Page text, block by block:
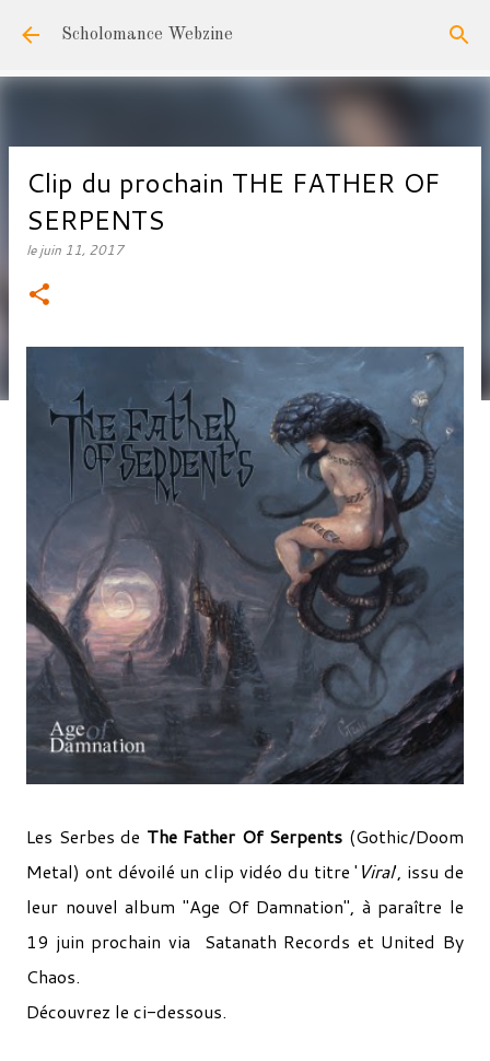
Accéder au contenu principal
Scholomance Webzine
Clip du prochain THE FATHER OF
SERPENTS
lejuin 11, 2017
Les Serbes de The Father Of Serpents (Gothic/Doom
Metal) ont dévoilé un clip vidéo du titre ' Viral', issu de
leur nouvel album "Age Of Damnation", à paraître le
19 juin prochain via Satanath Records et United By
Chaos.
Découvrez le ci-dessous.